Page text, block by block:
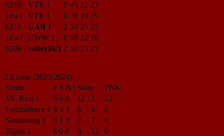
6210
VTR 1 0 45 22 23
16w1
VTR 1 0 38 19 19
6211
UAB 1 2 50 25 25
16w1
UWW 1 0 38 22 16
6208
volley16/1 2 50 25 25
2.Klasse (2023/2024)
Team
# S N | Sätze | PNK
VC Real 1
6 6 0 12 : 2
12
Feminaforce 1 6 3 3 8 : 6
6
Simmering 1
6 3 3 7 : 7
6
Tigers 1
6 0 6 0 : 12 0